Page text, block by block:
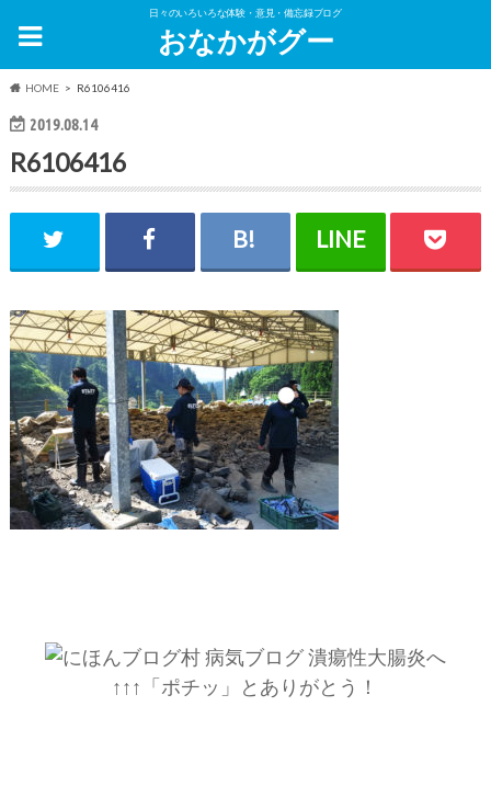
日々のいろいろな体験・意見・備忘録ブログ
おなかがグー
HOME R6106416
2019.08.14
R6106416
↑↑↑「ポチッ」とありがとう！